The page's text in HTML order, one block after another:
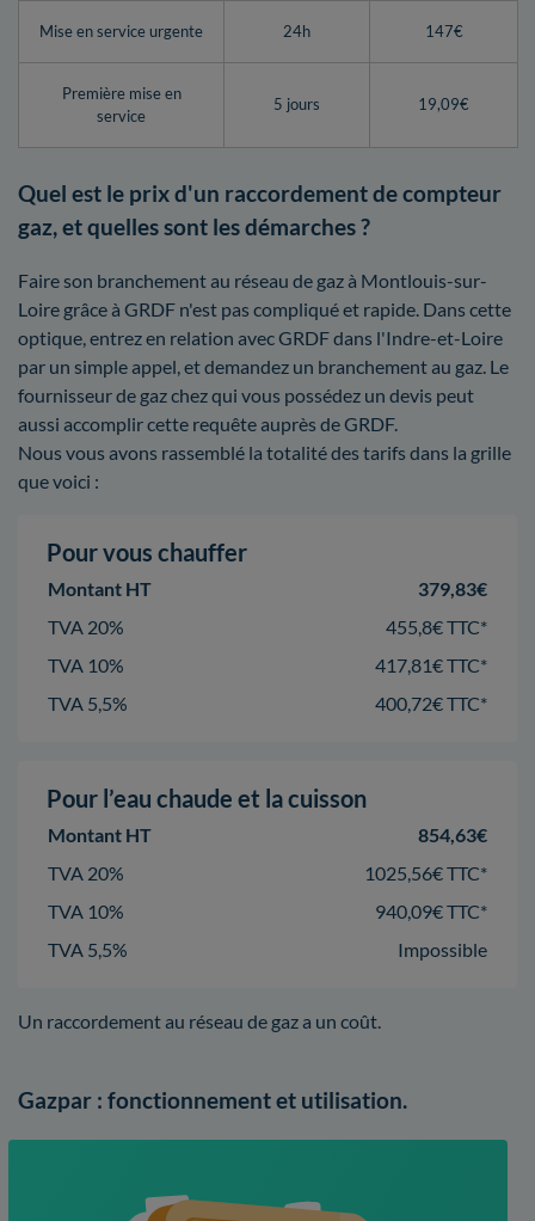
Mise en service urgente 24h 147€
Première mise en
service
5 jours 19,09€
Quel est le prix d'un raccordement de compteur
gaz, et quelles sont les démarches ?
Faire son branchement au réseau de gaz à Montlouis-sur-
Loire grâce à GRDF n'est pas compliqué et rapide. Dans cette
optique, entrez en relation avec GRDF dans l'Indre-et-Loire
par un simple appel, et demandez un branchement au gaz. Le
fournisseur de gaz chez qui vous possédez un devis peut
aussi accomplir cette requête auprès de GRDF.
Nous vous avons rassemblé la totalité des tarifs dans la grille
que voici :
Pour vous chauffer
Montant HT
379,83€
TVA 20%
455,8€ TTC*
TVA 10%
417,81€ TTC*
TVA 5,5%
400,72€ TTC*
Pour l’eau chaude et la cuisson
Montant HT
854,63€
TVA 20%
1025,56€ TTC*
TVA 10%
940,09€ TTC*
TVA 5,5%
Impossible
Un raccordement au réseau de gaz a un coût.
Gazpar : fonctionnement et utilisation.